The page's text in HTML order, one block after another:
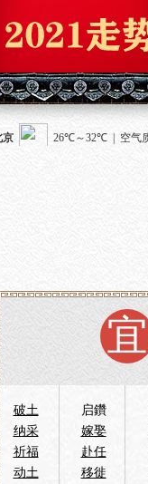
宜
破土 启鑽
纳采
嫁娶
祈福
赴任
动土
移徙